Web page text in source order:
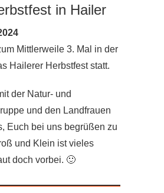
in Hailer
Mittlerweile 3. Mal in der
Hailerer Herbstfest statt.
der Natur- und
und den Landfrauen
Euch bei uns begrüßen zu
und Klein ist vieles
doch vorbei. 🙂